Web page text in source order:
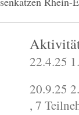
22.4.25
20.9.25
, 7